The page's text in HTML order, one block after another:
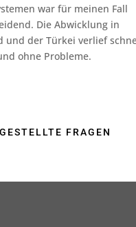
war für meinen Fall
Die Abwicklung in
und der Türkei verlief
ohne Probleme.
FRAGEN